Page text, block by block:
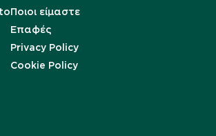
Ποιοι είμαστε
Επαφές
Privacy Policy
Cookie Policy